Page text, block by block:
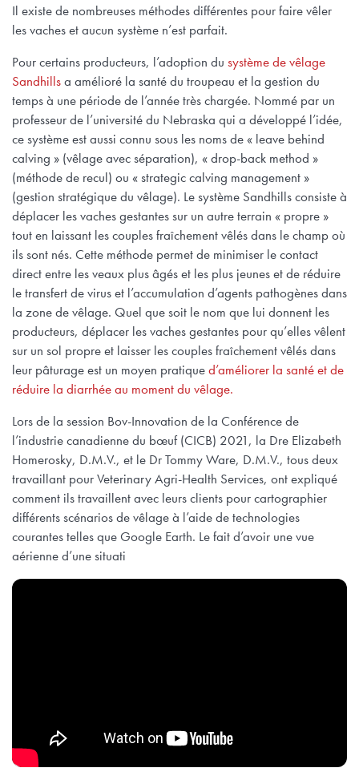
Il existe de nombreuses méthodes différentes pour faire vêler
les vaches et aucun système n’est parfait.
Pour certains producteurs, l’adoption du système de vêlage
Sandhillsa amélioré la santé du troupeau et la gestion du
temps à une période de l’année très chargée. Nommé par un
professeur de l’université du Nebraska qui a développé l’idée,
ce système est aussi connu sous les noms de « leave behind
calving » (vêlage avec séparation), « drop-back method »
(méthode de recul) ou « strategic calving management »
(gestion stratégique du vêlage). Le système Sandhills consiste à
déplacer les vaches gestantes sur un autre terrain « propre »
tout en laissant les couples fraîchement vêlés dans le champ où
ils sont nés. Cette méthode permet de minimiser le contact
direct entre les veaux plus âgés et les plus jeunes et de réduire
le transfert de virus et l’accumulation d’agents pathogènes dans
la zone de vêlage. Quel que soit le nom que lui donnent les
producteurs, déplacer les vaches gestantes pour qu’elles vêlent
sur un sol propre et laisser les couples fraîchement vêlés dans
leur pâturage est un moyen pratiqued’améliorer la santé et de
réduire la diarrhée au moment du vêlage.
Lors de la session Bov-Innovation de la Conférence de
l’industrie canadienne du bœuf (CICB) 2021, la Dre Elizabeth
Homerosky, D.M.V., et le Dr Tommy Ware, D.M.V., tous deux
travaillant pour Veterinary Agri-Health Services, ont expliqué
comment ils travaillent avec leurs clients pour cartographier
différents scénarios de vêlage à l’aide de technologies
courantes telles que Google Earth. Le fait d’avoir une vue
aérienne d’une situati